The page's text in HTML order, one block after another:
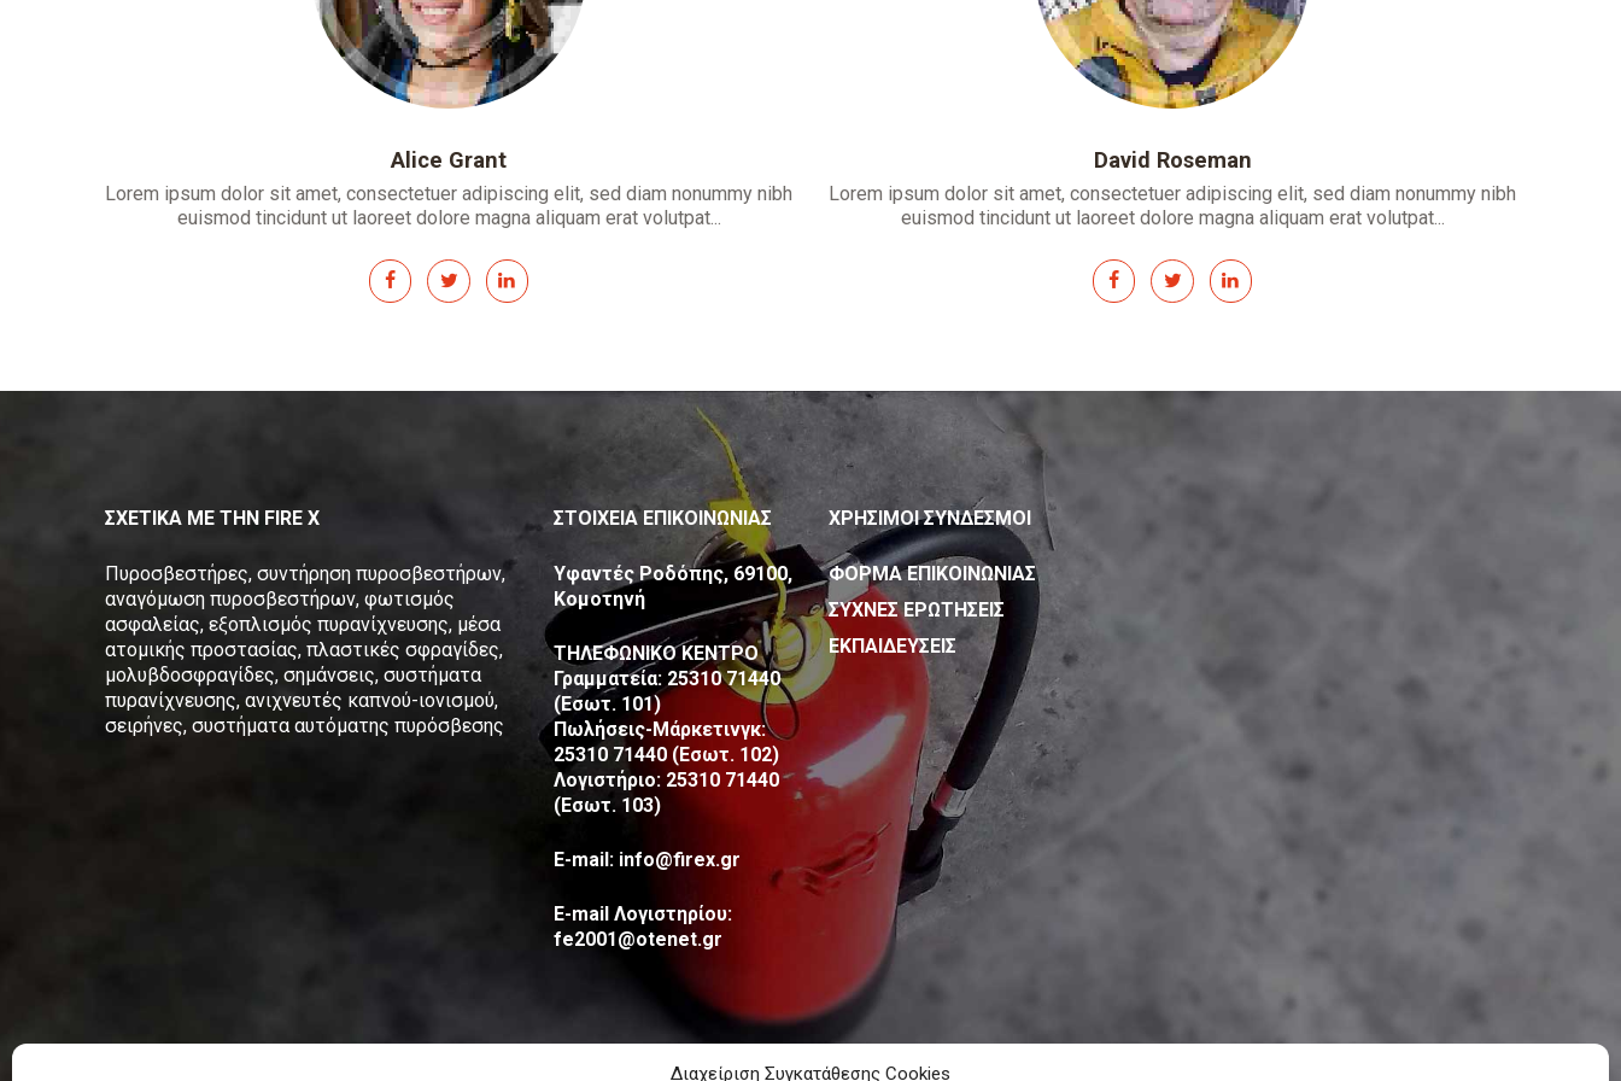
Διαχείριση Συγκατάθεσης Cookies
Alice Grant
Lorem ipsum dolor sit amet, consectetuer adipiscing elit, sed diam nonummy nibh
euismod tincidunt ut laoreet dolore magna aliquam erat volutpat...
David Roseman
Lorem ipsum dolor sit amet, consectetuer adipiscing elit, sed diam nonummy nibh
euismod tincidunt ut laoreet dolore magna aliquam erat volutpat...
ΣΧΕΤΙΚΑ ΜΕ ΤΗΝ FIRE X
Πυροσβεστήρες, συντήρηση πυροσβεστήρων,
αναγόμωση πυροσβεστήρων, φωτισμός
ασφαλείας, εξοπλισμός πυρανίχνευσης, μέσα
ατομικής προστασίας, πλαστικές σφραγίδες,
μολυβδοσφραγίδες, σημάνσεις, συστήματα
πυρανίχνευσης, ανιχνευτές καπνού-ιονισμού,
σειρήνες, συστήματα αυτόματης πυρόσβεσης
ΣΤΟΙΧΕΙΑ ΕΠΙΚΟΙΝΩΝΙΑΣ
Υφαντές Ροδόπης, 69100,
Κομοτηνή
ΤΗΛΕΦΩΝΙΚΟ ΚΕΝΤΡΟ
Γραμματεία: 25310 71440
(Εσωτ. 101)
Πωλήσεις-Μάρκετινγκ:
25310 71440 (Εσωτ. 102)
Λογιστήριο: 25310 71440
(Εσωτ. 103)
E-mail: info@firex.gr
E-mail Λογιστηρίου:
fe2001@otenet.gr
ΧΡΗΣΙΜΟΙ ΣΥΝΔΕΣΜΟΙ
ΦΟΡΜΑ ΕΠΙΚΟΙΝΩΝΙΑΣ
ΣΥΧΝΕΣ ΕΡΩΤΗΣΕΙΣ
ΕΚΠΑΙΔΕΥΣΕΙΣ